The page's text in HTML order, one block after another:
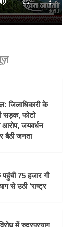
जिलाधिकारी के
सड़क, फोटो
आरोप, जयवर्धन
बैठी जनता
पहुंची 75 हजार गौ
से उठी ‘राष्ट्र
में रुद्रप्रयाग